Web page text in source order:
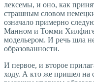
лексемы, и оно, как
страшным словом
означало примерно
Манном и Томми
модельером. И речь шла
образованности.
И первое, и второе
ходу. А кто же пришел на